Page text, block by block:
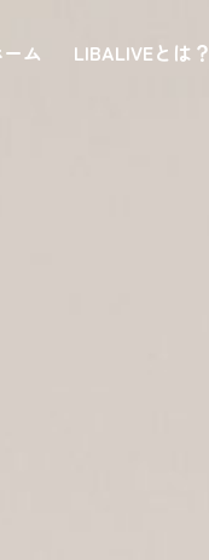
ム LIBALIVEとは？